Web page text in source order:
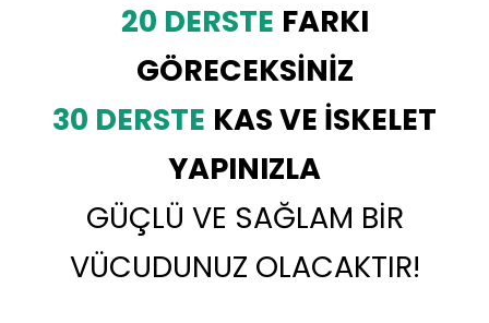
20 DERSTE FARKI
GÖRECEKSİNİZ
30 DERSTE KAS VE İSKELET
YAPINIZLA
GÜÇLÜ VE SAĞLAM BİR
VÜCUDUNUZ OLACAKTIR!